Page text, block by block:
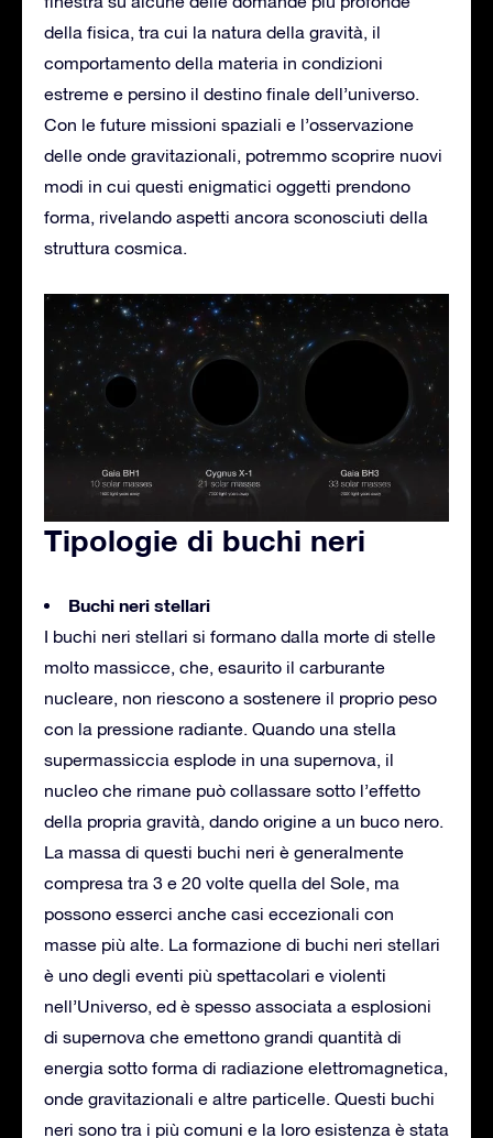
della fisica, tra cui la natura della gravità, il
comportamento della materia in condizioni
estreme e persino il destino finale dell’universo.
Con le future missioni spaziali e l’osservazione
delle onde gravitazionali, potremmo scoprire nuovi
modi in cui questi enigmatici oggetti prendono
forma, rivelando aspetti ancora sconosciuti della
struttura cosmica.
Tipologie di buchi neri
Buchi neri stellari
I buchi neri stellari si formano dalla morte di stelle
molto massicce, che, esaurito il carburante
nucleare, non riescono a sostenere il proprio peso
con la pressione radiante. Quando una stella
supermassiccia esplode in una supernova, il
nucleo che rimane può collassare sotto l’effetto
della propria gravità, dando origine a un buco nero.
La massa di questi buchi neri è generalmente
compresa tra 3 e 20 volte quella del Sole, ma
possono esserci anche casi eccezionali con
masse più alte. La formazione di buchi neri stellari
è uno degli eventi più spettacolari e violenti
nell’Universo, ed è spesso associata a esplosioni
di supernova che emettono grandi quantità di
energia sotto forma di radiazione elettromagnetica,
onde gravitazionali e altre particelle. Questi buchi
neri sono tra i più comuni e la loro esistenza è stata